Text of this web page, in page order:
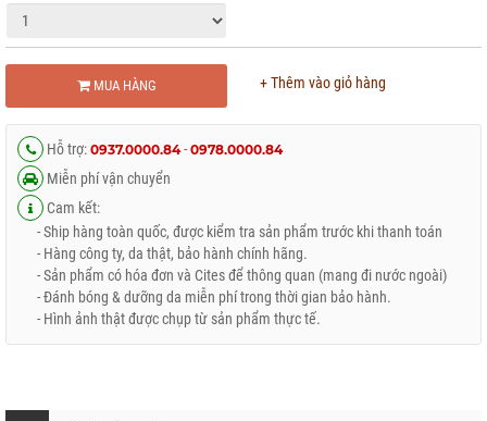
MUA HÀNG + Thêm vào giỏ hàng
Hỗ trợ: 0937.0000.84- 0978.0000.84
Miễn phí vận chuyển
Cam kết:
- Ship hàng toàn quốc, được kiểm tra sản phẩm trước khi thanh toán
- Hàng công ty, da thật, bảo hành chính hãng.
- Sản phẩm có hóa đơn và Cites để thông quan (mang đi nước ngoài)
- Đánh bóng & dưỡng da miễn phí trong thời gian bảo hành.
- Hình ảnh thật được chụp từ sản phẩm thực tế.